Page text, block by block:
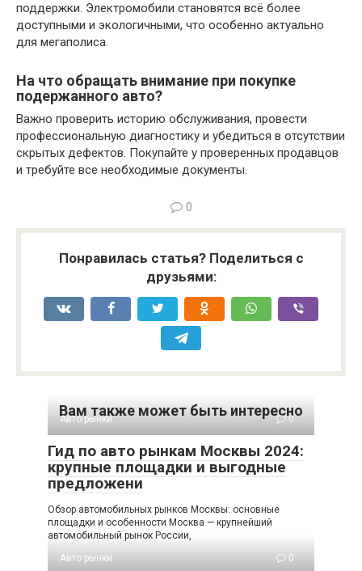
поддержки. Электромобили становятся всё более
доступными и экологичными, что особенно актуально
для мегаполиса.
На что обращать внимание при покупке
подержанного авто?
Важно проверить историю обслуживания, провести
профессиональную диагностику и убедиться в отсутствии
скрытых дефектов. Покупайте у проверенных продавцов
и требуйте все необходимые документы.
0
Понравилась статья? Поделиться с
друзьями:
Вам также может быть интересно
Авто рынки 0
Гид по авто рынкам Москвы 2024:
крупные площадки и выгодные
предложени
Обзор автомобильных рынков Москвы: основные
площадки и особенности Москва — крупнейший
автомобильный рынок России,
Авто рынки
0